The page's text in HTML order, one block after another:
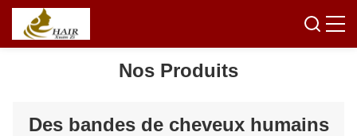
Nos Produits
Des bandes de cheveux humains